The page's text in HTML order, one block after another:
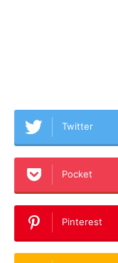
Twitter
Pocket
Pinterest